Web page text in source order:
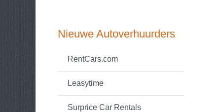
Nieuwe Autoverhuurders
RentCars.com
Leasytime
Surprice Car Rentals